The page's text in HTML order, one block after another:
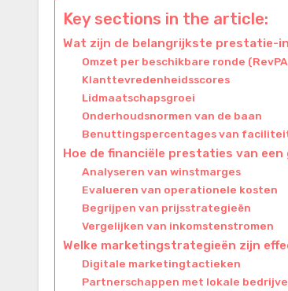
Key sections in the article:
Wat zijn de belangrijkste prestatie-
Omzet per beschikbare ronde
Klanttevredenheidsscores
Lidmaatschapsgroei
Onderhoudsnormen van de baan
Benuttingspercentages van
Hoe de financiële prestaties van
Analyseren van winstmarges
Evalueren van operationele kosten
Begrijpen van prijsstrategieën
Vergelijken van inkomstenstromen
Welke marketingstrategieën zijn
Digitale marketingtactieken
Partnerschappen met lokale